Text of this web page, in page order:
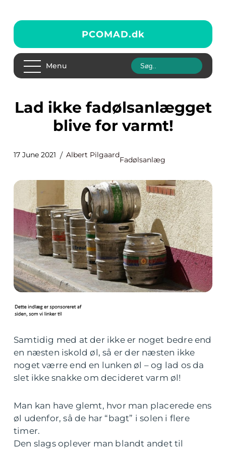
PCOMAD.dk
Menu
Lad ikke fadølsanlægget
blive for varmt!
17 June 2021 Albert Pilgaard
Fadølsanlæg
Samtidig med at der ikke er noget bedre end
en næsten iskold øl, så er der næsten ikke
noget værre end en lunken øl – og lad os da
slet ikke snakke om decideret varm øl!
Man kan have glemt, hvor man placerede ens
øl udenfor, så de har “bagt” i solen i flere
timer.
Den slags oplever man blandt andet til